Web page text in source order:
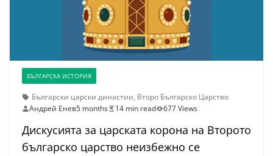
БЪЛГАРСКА ИСТОРИЯ
Български царски династии, Второ Българско Царство
Андрей Енев5 months 14 min read 677 Views
Дискусията за царската корона на Второто
българско царство неизбежно се